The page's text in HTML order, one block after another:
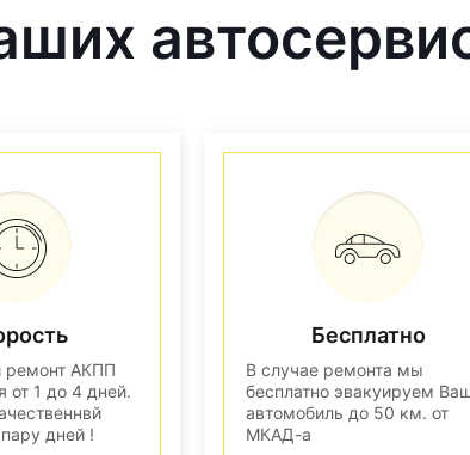
ремонт АКПП
от 1 до 4 дней.
пару дней !
Бесплатно
В случае ремонта мы
бесплатно эвакуируем
автомобиль до 50 км. от
МКАД-а